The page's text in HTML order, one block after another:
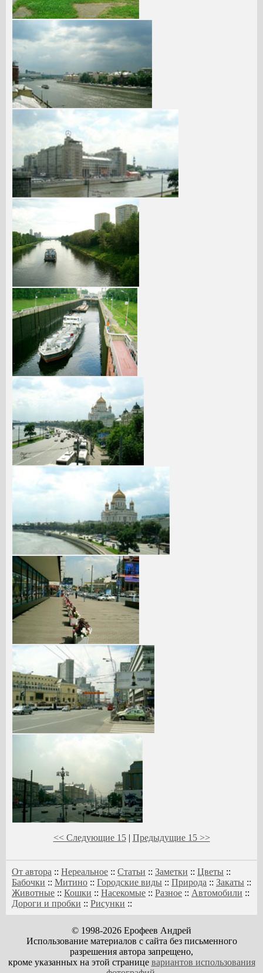
<< Следующие 15| Предыдущие 15 >>
От автора :: Нереальное :: Статьи :: Заметки :: Цветы ::
Бабочки :: Митино :: Городские виды :: Природа :: Закаты ::
Животные :: Кошки :: Насекомые :: Разное :: Автомобили ::
Дороги и пробки :: Рисунки ::
© 1998-2026 Ерофеев Андрей
Использование материалов с сайта без письменного
разрешения автора запрещено,
кроме указанных на этой странице вариантов использования